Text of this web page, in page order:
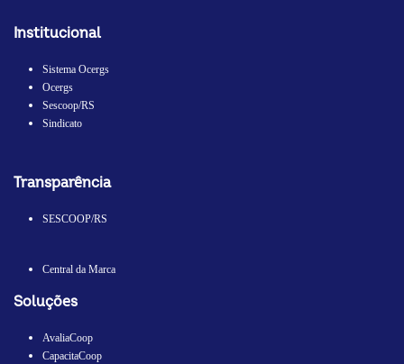
Institucional
Sistema Ocergs
Ocergs
Sescoop/RS
Sindicato
Transparência
SESCOOP/RS
Central da Marca
Soluções
AvaliaCoop
CapacitaCoop